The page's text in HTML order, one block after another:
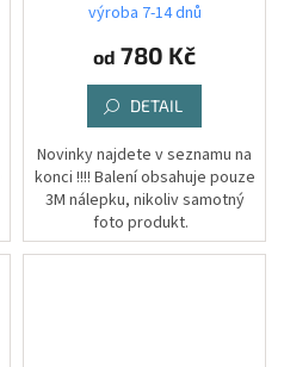
výroba 7-14 dnů
od 780 Kč
DETAIL
Novinky najdete v seznamu na
konci !!!! Balení obsahuje pouze
3M nálepku, nikoliv samotný
foto produkt.